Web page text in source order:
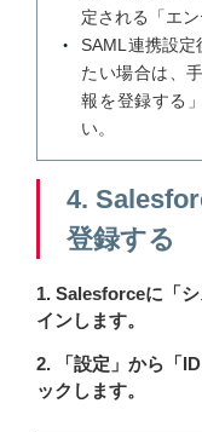
定される「エ
SAML連携設定
たい場合は、
報を登録する
い。
4.
登録する
1. Salesforceに「
インします。
2. 「設定」から「
ックします。